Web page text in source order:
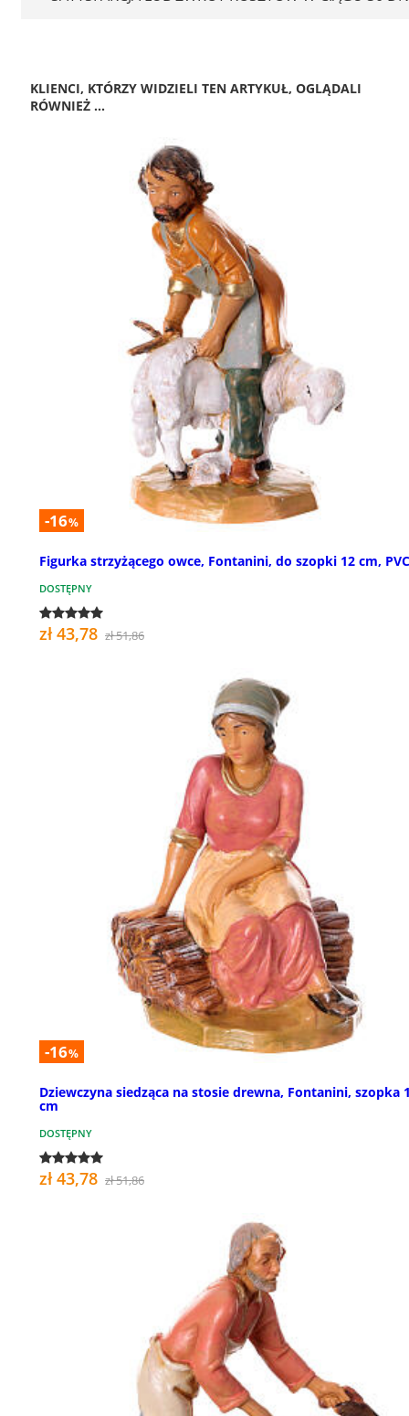
KLIENCI, KTÓRZY WIDZIELI TEN ARTYKUŁ, OGLĄDALI
RÓWNIEŻ ...
-16%
Figurka strzyżącego owce, Fontanini, do szopki 12 cm, PVC
DOSTĘPNY
zł 43,78 zł 51,86
-16%
Dziewczyna siedząca na stosie drewna, Fontanini, szopka
cm
DOSTĘPNY
zł 43,78 zł 51,86